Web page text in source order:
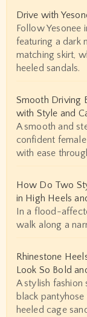
Drive with
Follow Yesonee
featuring a dark
matching skirt,
heeled sandals.
Smooth Driving
with Style and
A smooth and
confident
with ease
How Do Two
in High Heels
In a flood-
walk along a
Rhinestone
Look So Bold
A stylish
black
heeled cage